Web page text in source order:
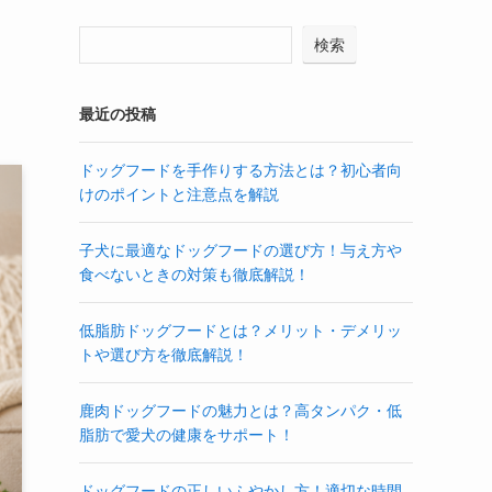
検索
最近の投稿
ドッグフードを手作りする方法とは？初心者向
けのポイントと注意点を解説
子犬に最適なドッグフードの選び方！与え方や
食べないときの対策も徹底解説！
低脂肪ドッグフードとは？メリット・デメリッ
トや選び方を徹底解説！
鹿肉ドッグフードの魅力とは？高タンパク・低
脂肪で愛犬の健康をサポート！